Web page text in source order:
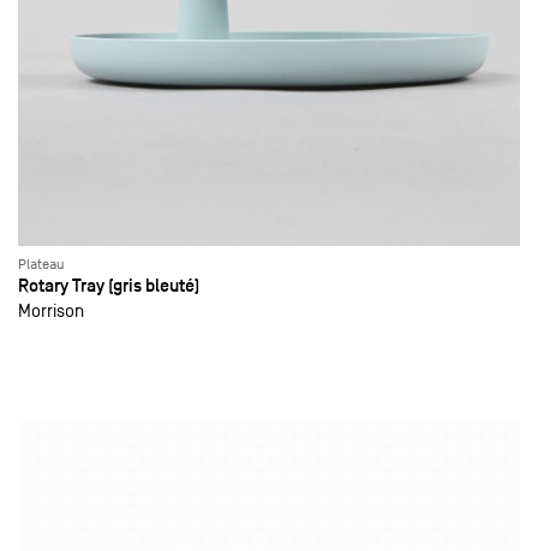
Plateau
Rotary Tray (gris bleuté)
Morrison